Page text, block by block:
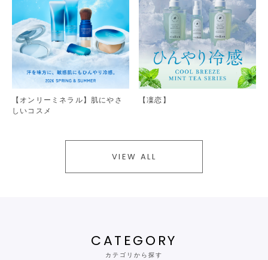
【オンリーミネラル】肌にやさ
しいコスメ
【凜恋】
VIEW ALL
CATEGORY
カテゴリから探す